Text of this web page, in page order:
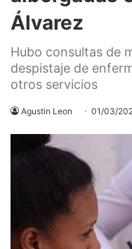
Álvarez
Hubo consultas de
despistaje de
otros servicios
Agustin Leon 01/03/